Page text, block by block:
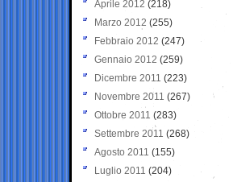
Aprile 2012 (218)
Marzo 2012 (255)
Febbraio 2012 (247)
Gennaio 2012 (259)
Dicembre 2011 (223)
Novembre 2011 (267)
Ottobre 2011 (283)
Settembre 2011 (268)
Agosto 2011 (155)
Luglio 2011 (204)